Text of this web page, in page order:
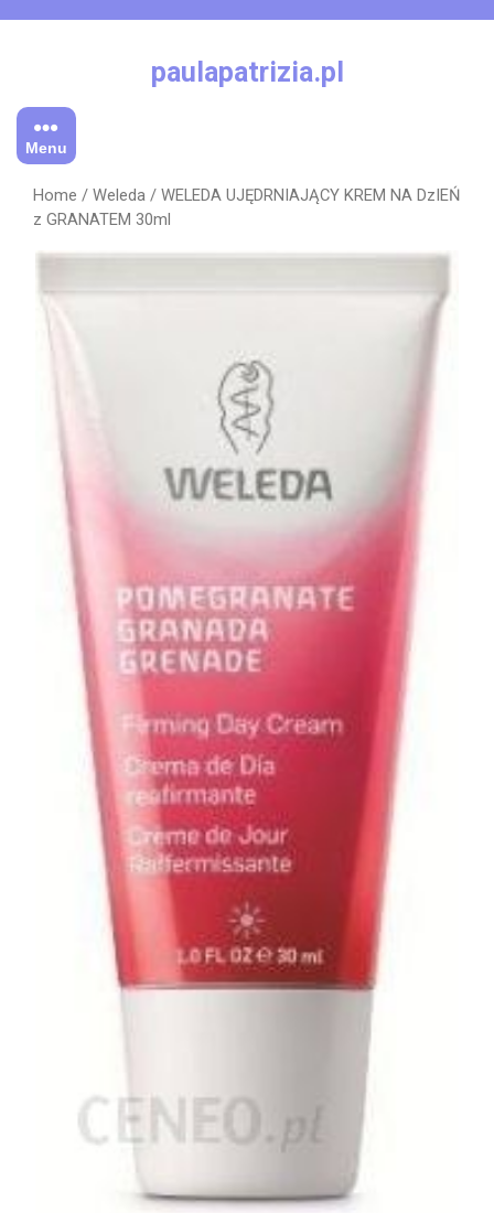
paulapatrizia.pl
Menu
Home / Weleda / WELEDA UJĘDRNIAJĄCY KREM NA DzIEŃ
z GRANATEM 30ml